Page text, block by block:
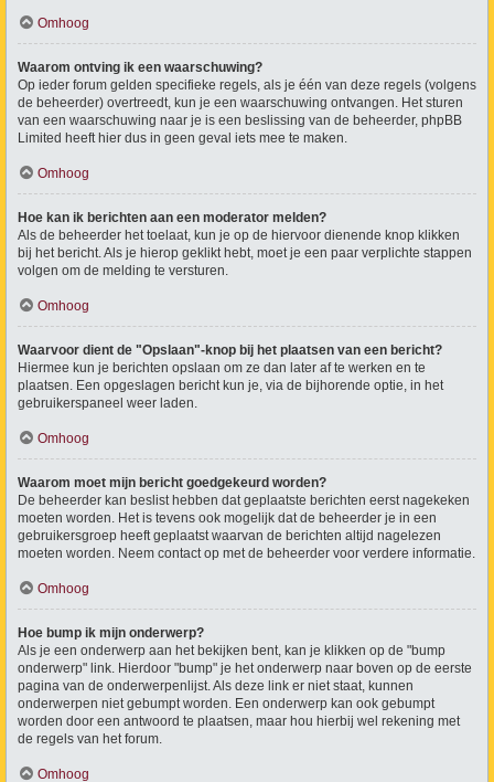
Omhoog
Waarom ontving ik een waarschuwing?
Op ieder forum gelden specifieke regels, als je één van deze regels (volgens
de beheerder) overtreedt, kun je een waarschuwing ontvangen. Het sturen
van een waarschuwing naar je is een beslissing van de beheerder, phpBB
Limited heeft hier dus in geen geval iets mee te maken.
Omhoog
Hoe kan ik berichten aan een moderator melden?
Als de beheerder het toelaat, kun je op de hiervoor dienende knop klikken
bij het bericht. Als je hierop geklikt hebt, moet je een paar verplichte stappen
volgen om de melding te versturen.
Omhoog
Waarvoor dient de "Opslaan"-knop bij het plaatsen van een bericht?
Hiermee kun je berichten opslaan om ze dan later af te werken en te
plaatsen. Een opgeslagen bericht kun je, via de bijhorende optie, in het
gebruikerspaneel weer laden.
Omhoog
Waarom moet mijn bericht goedgekeurd worden?
De beheerder kan beslist hebben dat geplaatste berichten eerst nagekeken
moeten worden. Het is tevens ook mogelijk dat de beheerder je in een
gebruikersgroep heeft geplaatst waarvan de berichten altijd nagelezen
moeten worden. Neem contact op met de beheerder voor verdere informatie.
Omhoog
Hoe bump ik mijn onderwerp?
Als je een onderwerp aan het bekijken bent, kan je klikken op de "bump
onderwerp" link. Hierdoor "bump" je het onderwerp naar boven op de eerste
pagina van de onderwerpenlijst. Als deze link er niet staat, kunnen
onderwerpen niet gebumpt worden. Een onderwerp kan ook gebumpt
worden door een antwoord te plaatsen, maar hou hierbij wel rekening met
de regels van het forum.
Omhoog